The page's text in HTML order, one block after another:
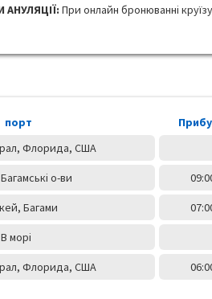
АНУЛЯЦІЇ: При онлайн бронюванні
порт
Флорида, США
о-ви
Багами
В морі
Флорида, США